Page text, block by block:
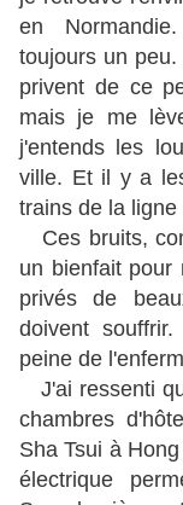
en
toujours un
privent de ce
mais je me
j'entends les
ville. Et il y a
trains de la
Ces bruits,
un bienfait pour
privés de
doivent
peine de
J'ai ressenti
chambres
Sha Tsui à
électrique